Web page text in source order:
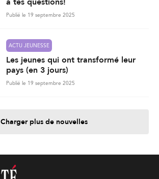
Publié le 19 septembre 2025
ACTU JEUNESSE
Les jeunes qui ont transformé leur
pays (en 3 jours)
Publié le 19 septembre 2025
Charger plus de nouvelles